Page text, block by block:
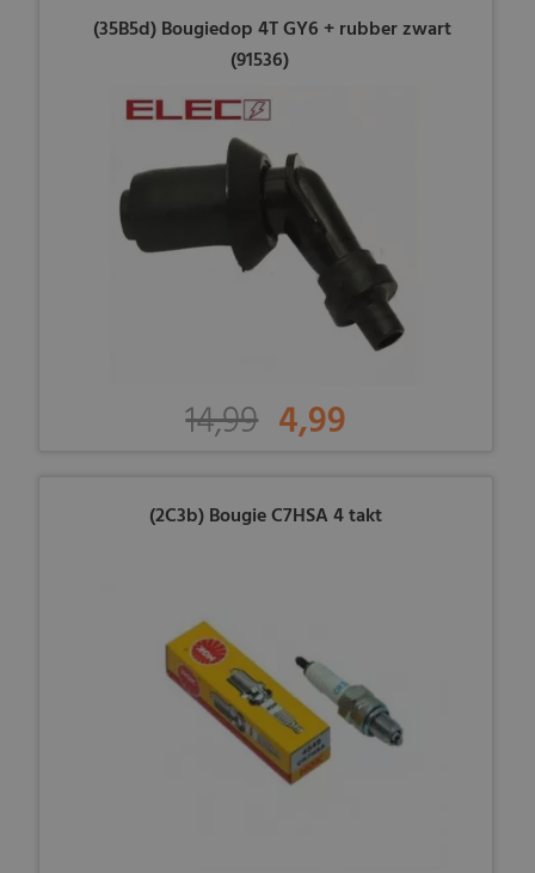
(35B5d) Bougiedop 4T GY6 + rubber zwart
(91536)
14,99 4,99
(2C3b) Bougie C7HSA 4 takt